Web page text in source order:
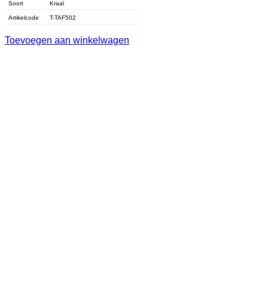
Soort Kraal
Artikelcode T-TAF502
Toevoegen aan winkelwagen